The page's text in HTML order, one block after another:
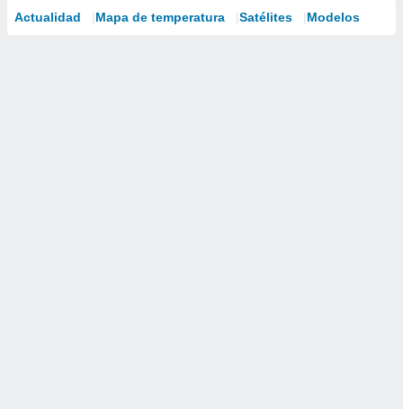
Actualidad Mapa de temperatura Satélites Modelos